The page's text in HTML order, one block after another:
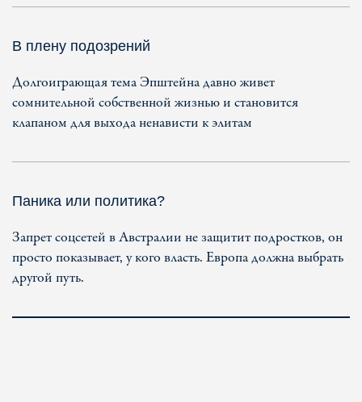
В плену подозрений
Долгоиграющая тема Эпштейна давно живет
сомнительной собственной жизнью и становится
клапаном для выхода ненависти к элитам
Паника или политика?
Запрет соцсетей в Австралии не защитит подростков, он
просто показывает, у кого власть. Европа должна выбрать
другой путь.